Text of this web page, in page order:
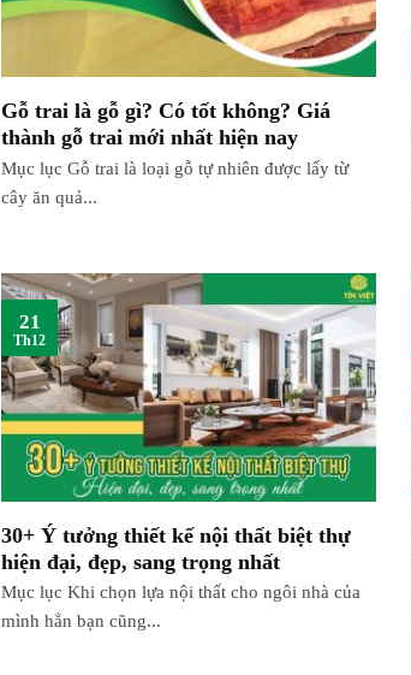
Gỗ trai là gỗ gì? Có tốt không? Giá
thành gỗ trai mới nhất hiện nay
Mục lục Gỗ trai là loại gỗ tự nhiên được lấy từ
cây ăn quả...
30+ Ý tưởng thiết kế nội thất biệt thự
hiện đại, đẹp, sang trọng nhất
Mục lục Khi chọn lựa nội thất cho ngôi nhà của
mình hẳn bạn cũng...
21
Th12